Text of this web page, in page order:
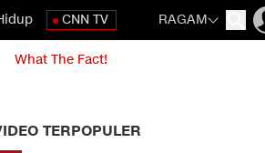
CNN TV RAGAM
What The Fact!
TERPOPULER